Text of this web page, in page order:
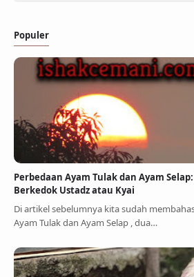
Populer
Perbedaan Ayam Tulak dan Ayam
Berkedok Ustadz atau Kyai
Di artikel sebelumnya kita sudah
Ayam Tulak dan Ayam Selap , dua…